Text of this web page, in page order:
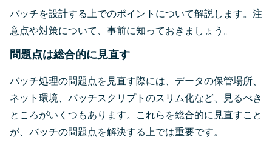
バッチを設計する上でのポイントについて解説します。注
意点や対策について、事前に知っておきましょう。
問題点は総合的に見直す
バッチ処理の問題点を見直す際には、データの保管場所、
ネット環境、バッチスクリプトのスリム化など、見るべき
ところがいくつもあります。これらを総合的に見直すこと
が、バッチの問題点を解決する上では重要です。